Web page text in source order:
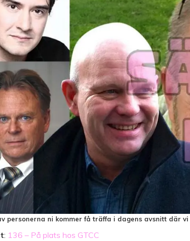
personerna ni kommer få träffa i dagens avsnitt där
: 136 – På plats hos GTCC